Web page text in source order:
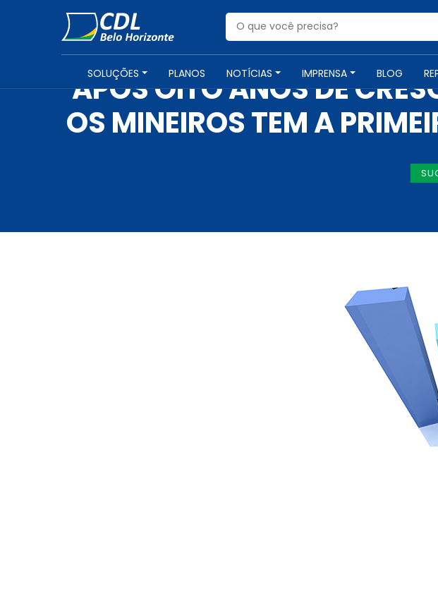
SOLUÇÕES PLANOS NOTÍCIAS IMPRENSA BLOG
APÓS OITO ANOS DE
OS MINEIROS TEM A